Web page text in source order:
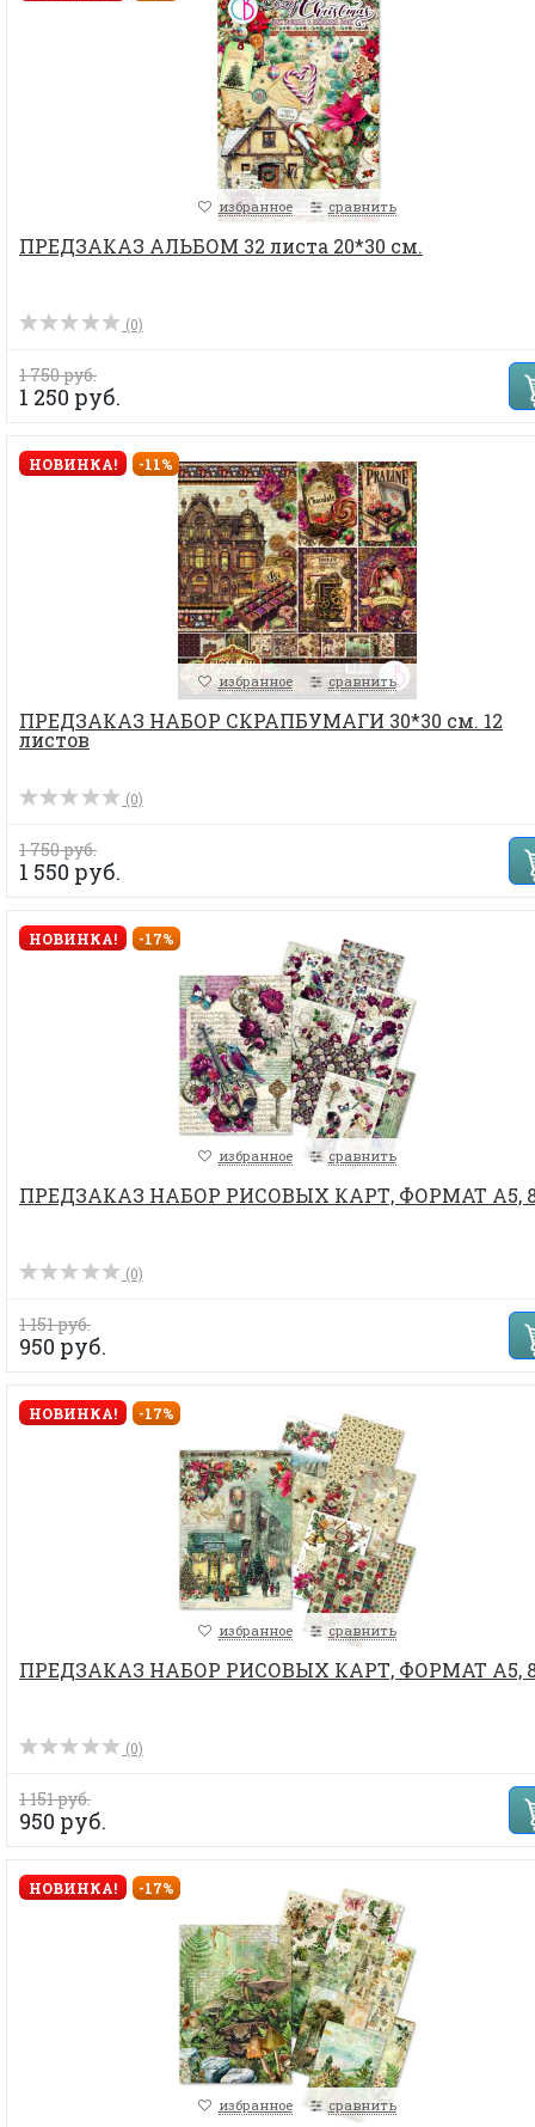
избранное сравнить
ПРЕДЗАКАЗ АЛЬБОМ 32 листа 20*30 см.
(0)
1 750 руб.
1 250 руб.
НОВИНКА! -11%
избранное сравнить
ПРЕДЗАКАЗ НАБОР СКРАПБУМАГИ 30*30 см. 12
листов
(0)
1 750 руб.
1 550 руб.
НОВИНКА! -17%
избранное сравнить
ПРЕДЗАКАЗ НАБОР РИСОВЫХ КАРТ, ФОРМАТ А5,
(0)
1 151 руб.
950 руб.
НОВИНКА! -17%
избранное сравнить
ПРЕДЗАКАЗ НАБОР РИСОВЫХ КАРТ, ФОРМАТ А5,
(0)
1 151 руб.
950 руб.
НОВИНКА! -17%
избранное сравнить